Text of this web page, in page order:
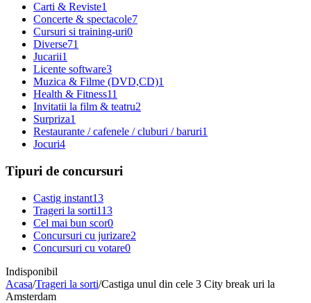
Carti & Reviste1
Concerte & spectacole7
Cursuri si training-uri0
Diverse71
Jucarii1
Licente software3
Muzica & Filme (DVD,CD)1
Health & Fitness11
Invitatii la film & teatru2
Surpriza1
Restaurante / cafenele / cluburi / baruri1
Jocuri4
Tipuri de concursuri
Castig instant13
Trageri la sorti113
Cel mai bun scor0
Concursuri cu jurizare2
Concursuri cu votare0
Indisponibil
Acasa/Trageri la sorti/Castiga unul din cele 3 City break uri la
Amsterdam